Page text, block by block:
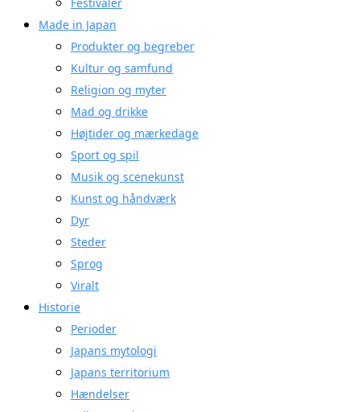
Made in Japan
Produkter og begreber
Kultur og samfund
Religion og myter
Mad og drikke
Højtider og mærkedage
Sport og spil
Musik og scenekunst
Kunst og håndværk
Dyr
Steder
Sprog
Viralt
Historie
Perioder
Japans mytologi
Japans territorium
Hændelser